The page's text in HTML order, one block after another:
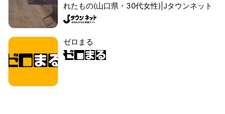
れたもの(山口県・30代女性)|Jタウンネット
ゼロまる